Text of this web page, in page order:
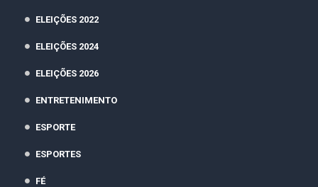
ELEIÇÕES 2022
ELEIÇÕES 2024
ELEIÇÕES 2026
ENTRETENIMENTO
ESPORTE
ESPORTES
FÉ